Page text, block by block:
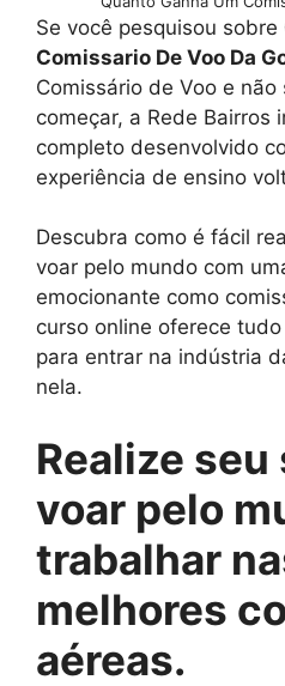
Se você pesquisou sobre
Comissario De Voo Da
Comissário de Voo e
começar, a Rede Bairros
completo desenvolvido
experiência de ensino
Descubra como é fácil
voar pelo mundo com
emocionante como
curso online oferece
para entrar na indústria
nela.
Realize seu
voar pelo
trabalhar
melhores
aéreas.